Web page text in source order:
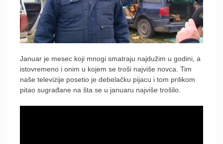
Januar je mesec koji mnogi smatraju najdužim u godini, a
istovremeno i onim u kojem se troši najviše novca. Tim
naše televizije posetio je debelačku pijacu i tom prilikom
pitao sugrađane na šta se u januaru najviše trošilo.